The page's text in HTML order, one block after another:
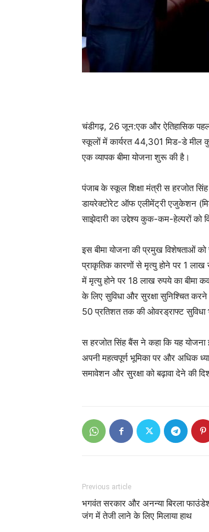
चंडीगढ़, 26 जून:एक और ऐतिहासिक
स्कूलों में कार्यरत 44,301 मिड-डे मील
एक व्यापक बीमा योजना शुरू की है।
पंजाब के स्कूल शिक्षा मंत्री स हरजोत
डायरेक्टोरेट ऑफ एलीमेंट्री एजुकेशन
साझेदारी का उद्देश्य कुक-कम-हेल्परों को
इस बीमा योजना की प्रमुख विशेषताओं
प्राकृतिक कारणों से मृत्यु होने पर 1 लाख
में मृत्यु होने पर 18 लाख रुपये का बीमा
के लिए सुविधा और सुरक्षा सुनिश्चित
50 प्रतिशत तक की ओवरड्राफ्ट सुविधा
स हरजोत सिंह बैंस ने कहा कि यह योजना
अपनी महत्वपूर्ण भूमिका पर और अधिक
समावेशन और सुरक्षा को बढ़ावा देने की
Previous article
भगवंत सरकार और अनन्या बिरला
जंग में तेजी लाने के लिए मिलाया हाथ